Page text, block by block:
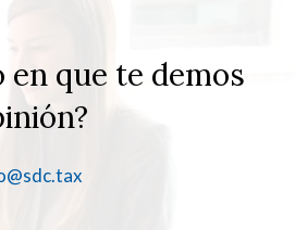
que te demos